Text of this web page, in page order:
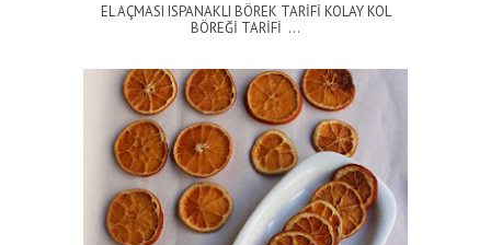
EL AÇMASI ISPANAKLI BÖREK TARİFİ KOLAY KOL
BÖREĞİ TARİFİ ...